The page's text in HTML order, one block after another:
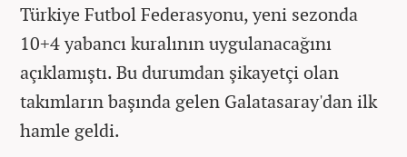
Türkiye Futbol Federasyonu, yeni sezonda
10+4 yabancı kuralının uygulanacağını
açıklamıştı. Bu durumdan şikayetçi olan
takımların başında gelen Galatasaray'dan ilk
hamle geldi.